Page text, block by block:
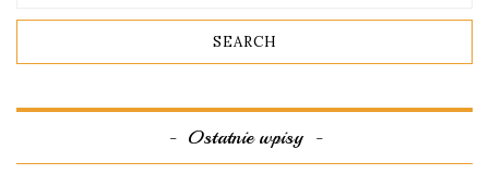
Ostatnie wpisy